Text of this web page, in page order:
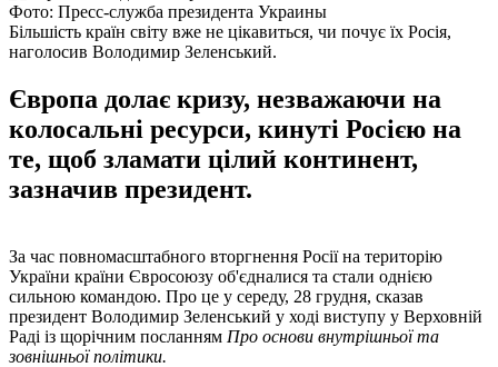
Фото: Пресс-служба президента Украины
Більшість країн світу вже не цікавиться, чи почує їх Росія,
наголосив Володимир Зеленський.
Європа долає кризу, незважаючи на
колосальні ресурси, кинуті Росією на
те, щоб зламати цілий континент,
зазначив президент.
За час повномасштабного вторгнення Росії на територію
України країни Євросоюзу об'єдналися та стали однією
сильною командою. Про це у середу, 28 грудня, сказав
президент Володимир Зеленський у ході виступу у Верховній
Раді із щорічним посланням Про основи внутрішньої та
зовнішньої політики.